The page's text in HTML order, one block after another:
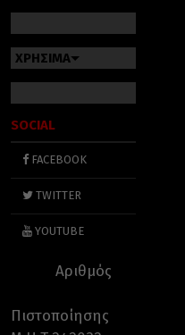
ΧΡΗΣΙΜΑ
SOCIAL
FACEBOOK
TWITTER
YOUTUBE
Αριθμός
Πιστοποίησης